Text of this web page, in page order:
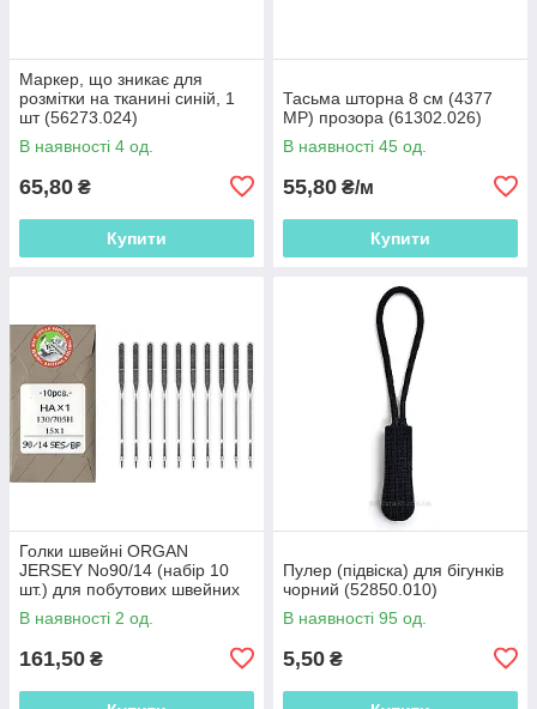
Маркер, що зникає для
розмітки на тканині синій, 1
шт (56273.024)
В наявності 4 од.
65,80 ₴
Купити
Тасьма шторна 8 см (4377
МР) прозора (61302.026)
В наявності 45 од.
55,80 ₴/м
Купити
Голки швейні ORGAN
JERSEY No90/14 (набір 10
шт.) для побутових швейних
машин (51028.054)
В наявності 2 од.
161,50 ₴
Пулер (підвіска) для бігунків
чорний (52850.010)
В наявності 95 од.
5,50 ₴